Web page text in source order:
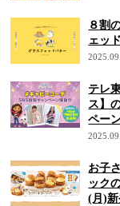
８割
ェッ
テレ
ス】
ペー
お子
ック
(月)新